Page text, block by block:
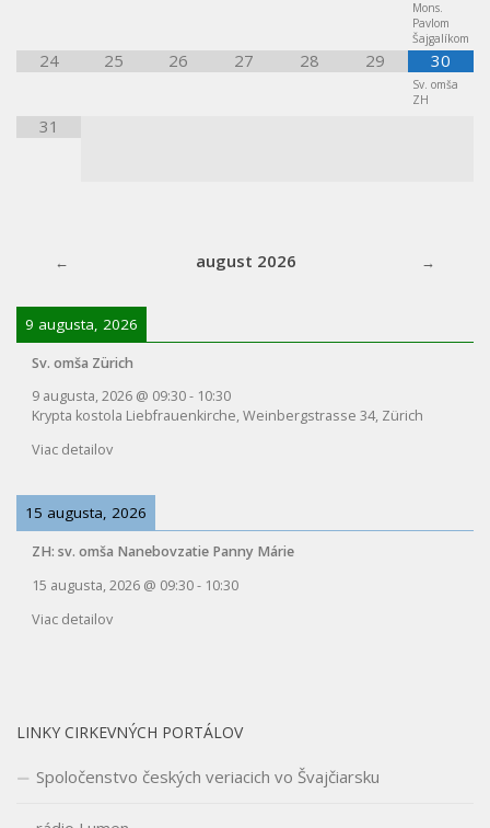
Mons.
Pavlom
Šajgalíkom
24 25 26 27 28 29 30
Sv. omša
ZH
31
august 2026
9 augusta, 2026
Sv. omša Zürich
9 augusta, 2026 @ 09:30- 10:30
Krypta kostola Liebfrauenkirche, Weinbergstrasse 34, Zürich
Viac detailov
15 augusta, 2026
ZH: sv. omša Nanebovzatie Panny Márie
15 augusta, 2026 @ 09:30- 10:30
Viac detailov
LINKY CIRKEVNÝCH PORTÁLOV
Spoločenstvo českých veriacich vo Švajčiarsku